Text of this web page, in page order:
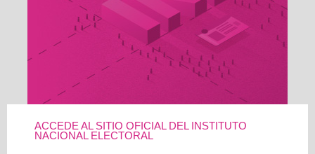
ACCEDE AL SITIO OFICIAL DEL INSTITUTO
NACIONAL ELECTORAL